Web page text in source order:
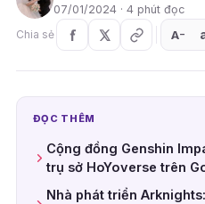
07/01/2024 · 4 phút đọc
Chia sẻ
A−
ĐỌC THÊM
Cộng đồng Genshin
trụ sở HoYoverse trên
Nhà phát triển